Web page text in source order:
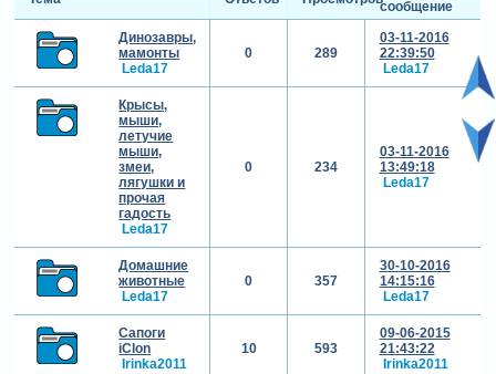
сообщение
Динозавры,
мамонты
Leda17
0 289
03-11-2016
22:39:50
Leda17
Крысы,
мыши,
летучие
мыши,
змеи,
лягушки и
прочая
гадость
Leda17
0 234
03-11-2016
13:49:18
Leda17
Домашние
животные
Leda17
0 357
30-10-2016
14:15:16
Leda17
Сапоги
iClon
Irinka2011
10 593
09-06-2015
21:43:22
Irinka2011